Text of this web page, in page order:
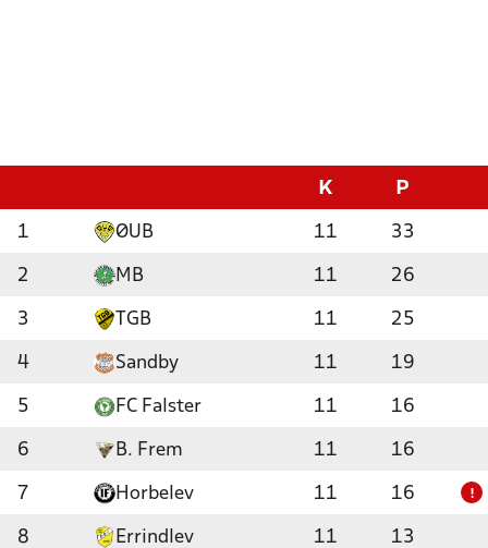
K P
1 ØUB 11 33
2 MB 11 26
3 TGB 11 25
4 Sandby 11 19
5 FC Falster 11 16
6 B. Frem 11 16
7 Horbelev 11 16 !
8 Errindlev 11 13